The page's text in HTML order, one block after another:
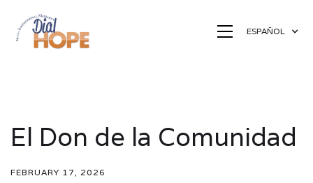
ESPAÑOL
El Don de la Comunidad
FEBRUARY 17, 2026